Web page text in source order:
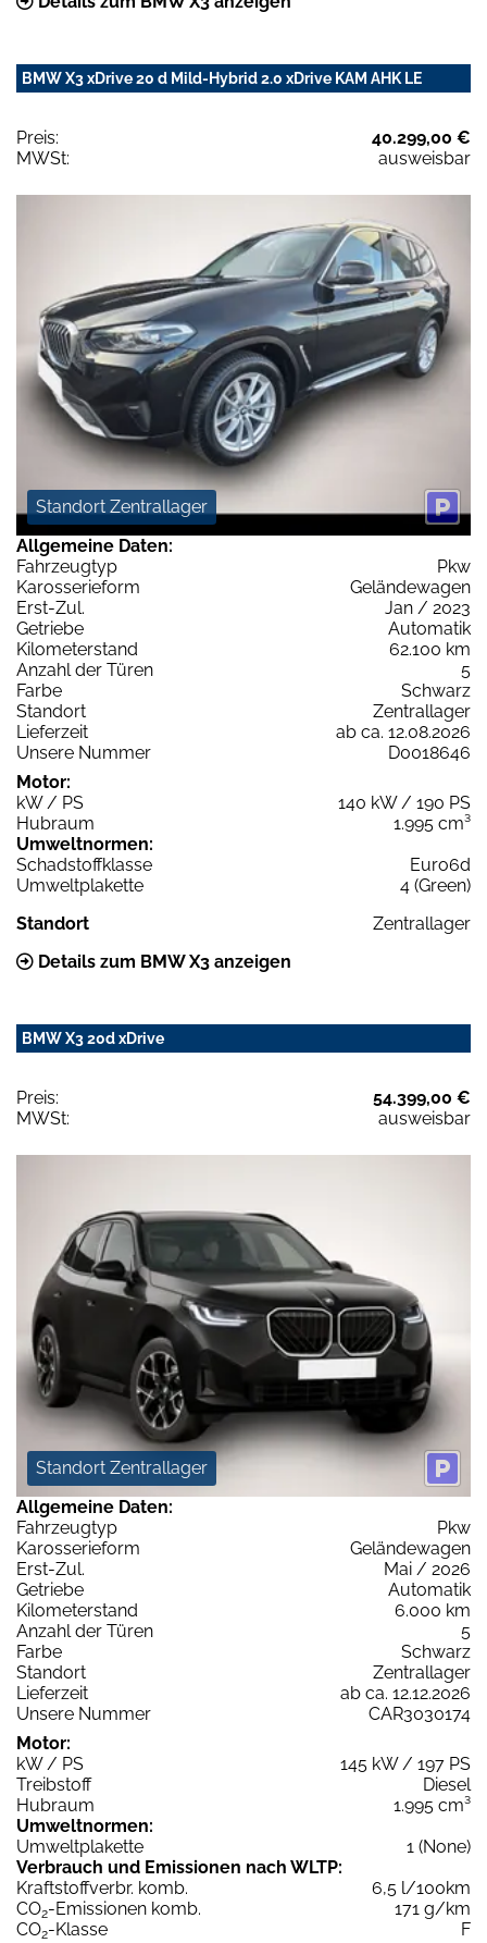
BMW X3 xDrive 20 d Mild-Hybrid 2.0 xDrive KAM AHK LE
Preis:
40.299,00 €
MWSt:
ausweisbar
Standort Zentrallager
Allgemeine Daten:
Fahrzeugtyp
Pkw
Karosserieform
Geländewagen
Erst-Zul.
Jan / 2023
Getriebe
Automatik
Kilometerstand
62.100 km
Anzahl der Türen
5
Farbe
Schwarz
Standort
Zentrallager
Lieferzeit
ab ca. 12.08.2026
Unsere Nummer
D0018646
Motor:
kW / PS
140 kW / 190 PS
Hubraum
1.995 cm³
Umweltnormen:
Schadstoffklasse
Euro6d
Umweltplakette
4 (Green)
Standort
Zentrallager
Details zum BMW X3 anzeigen
BMW X3 20d xDrive
Preis:
54.399,00 €
MWSt:
ausweisbar
Standort Zentrallager
Allgemeine Daten:
Fahrzeugtyp
Pkw
Karosserieform
Geländewagen
Erst-Zul.
Mai / 2026
Getriebe
Automatik
Kilometerstand
6.000 km
Anzahl der Türen
5
Farbe
Schwarz
Standort
Zentrallager
Lieferzeit
ab ca. 12.12.2026
Unsere Nummer
CAR3030174
Motor:
kW / PS
145 kW / 197 PS
Treibstoff
Diesel
Hubraum
1.995 cm³
Umweltnormen:
Umweltplakette
1 (None)
Verbrauch und Emissionen nach WLTP:
Kraftstoffverbr. komb.
6,5 l/100km
CO2-Emissionen komb.
171 g/km
CO2-Klasse
F